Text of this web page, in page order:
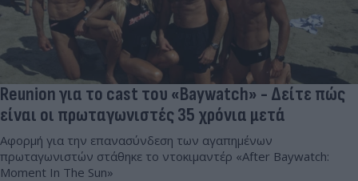
Reunion για το cast του «Baywatch» - Δείτε πώς
είναι οι πρωταγωνιστές 35 χρόνια μετά
Αφορμή για την επανασύνδεση των αγαπημένων
πρωταγωνιστών στάθηκε το ντοκιμαντέρ «After Baywatch:
Moment In The Sun»